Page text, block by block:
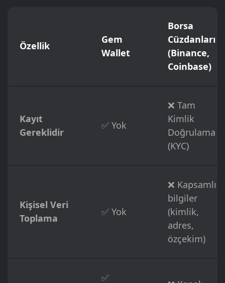
Özellik
Gem
Wallet
Borsa
Cüzdanları
(Binance,
Coinbase)
Kayıt
Gereklidir
✅ Yok
❌ Tam
Kimlik
Doğrulama
(KYC)
Kişisel Veri
Toplama
✅ Yok
❌ Kapsamlı
bilgiler
(kimlik,
adres,
özçekim)
✅